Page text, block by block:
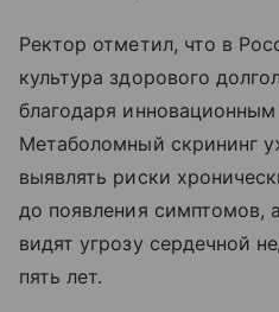
Ректор отметил, что в
культура здорового
благодаря
Метаболомный скрининг
выявлять риски
до появления симптомов,
видят угрозу сердечной
пять лет.